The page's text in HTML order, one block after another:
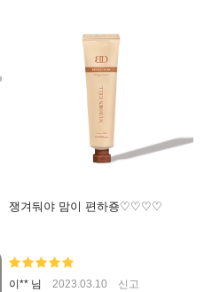
쟁겨둬야 맘이 편하죵♡♡♡♡
이** 님 2023.03.10 신고